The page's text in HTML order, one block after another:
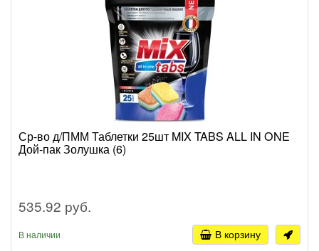
Ср-во д/ПММ Таблетки 25шт MIX TABS ALL IN ONE
Дой-пак Золушка (6)
535.92 руб.
В наличии В корзину